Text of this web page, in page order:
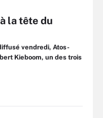
la tête du
vendredi, Atos-
Kieboom, un des trois